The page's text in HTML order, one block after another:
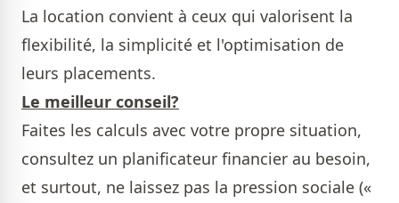
La location convient à ceux qui valorisent la
flexibilité, la simplicité et l'optimisation de
leurs placements.
Le meilleur conseil?
Faites les calculs avec votre propre situation,
consultez un planificateur financier au besoin,
et surtout, ne laissez pas la pression sociale («